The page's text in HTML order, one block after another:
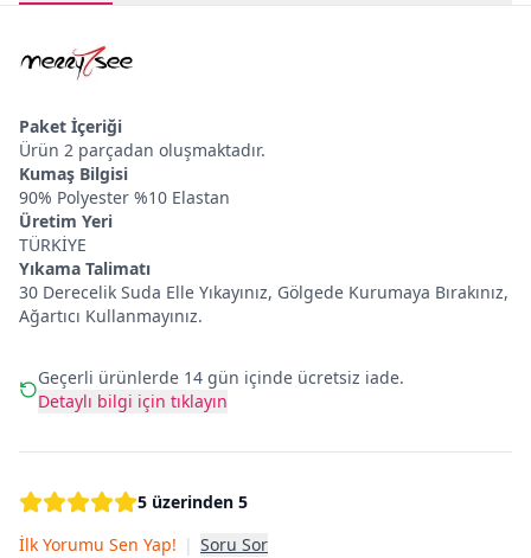
Paket İçeriği
Ürün 2 parçadan oluşmaktadır.
Kumaş Bilgisi
90% Polyester %10 Elastan
Üretim Yeri
TÜRKİYE
Yıkama Talimatı
30 Derecelik Suda Elle Yıkayınız, Gölgede Kurumaya Bırakınız,
Ağartıcı Kullanmayınız.
Geçerli ürünlerde 14 gün içinde ücretsiz iade.
Detaylı bilgi için tıklayın
5 üzerinden 5
İlk Yorumu Sen Yap! | Soru Sor